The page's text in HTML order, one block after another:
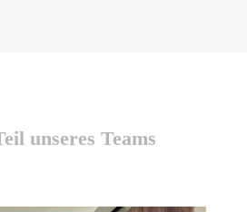
unseres Teams